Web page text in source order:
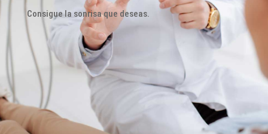
Consigue la sonrisa que deseas.